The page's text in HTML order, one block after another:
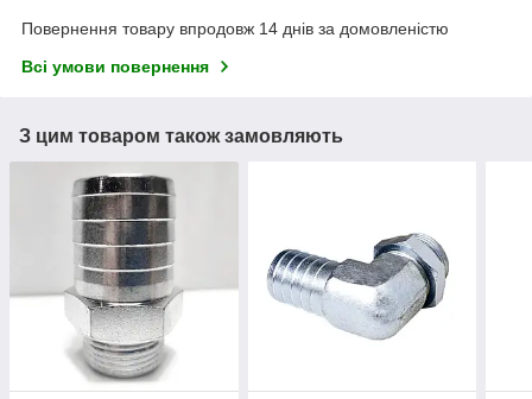
Повернення товару впродовж 14 днів за домовленістю
Всі умови повернення
З цим товаром також замовляють